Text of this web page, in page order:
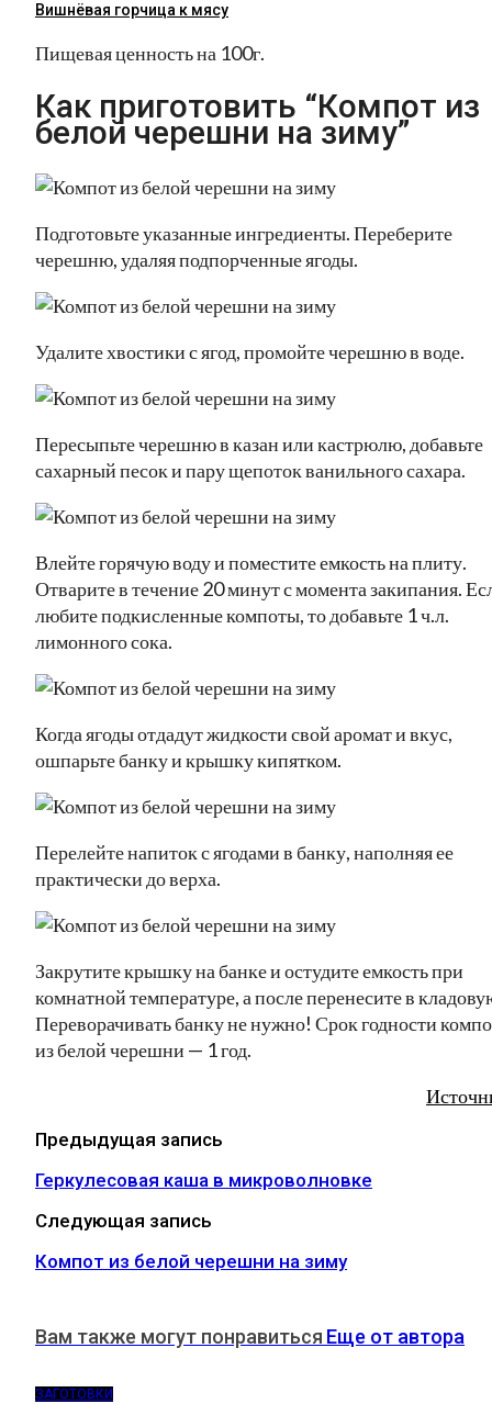
Вишнёвая горчица к мясу
Пищевая ценность на 100г.
Как приготовить “Компот из
белой черешни на зиму”
Подготовьте указанные ингредиенты. Переберите
черешню, удаляя подпорченные ягоды.
Удалите хвостики с ягод, промойте черешню в воде.
Пересыпьте черешню в казан или кастрюлю, добавьте
сахарный песок и пару щепоток ванильного сахара.
Влейте горячую воду и поместите емкость на плиту.
Отварите в течение 20 минут с момента закипания.
любите подкисленные компоты, то добавьте 1 ч.л.
лимонного сока.
Когда ягоды отдадут жидкости свой аромат и вкус,
ошпарьте банку и крышку кипятком.
Перелейте напиток с ягодами в банку, наполняя ее
практически до верха.
Закрутите крышку на банке и остудите емкость при
комнатной температуре, а после перенесите в
Переворачивать банку не нужно! Срок годности
из белой черешни — 1 год.
Предыдущая запись
Геркулесовая каша в микроволновке
Следующая запись
Компот из белой черешни на зиму
Вам также могут понравиться Еще от автора
ЗАГОТОВКИ